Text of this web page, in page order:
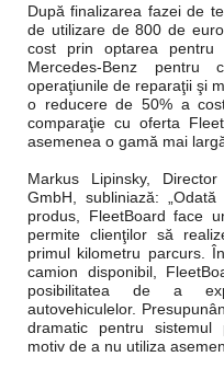
După finalizarea fazei de
de utilizare de 800 de
cost prin optarea pentru
Mercedes-Benz pentru
operaţiunile de reparaţii şi
o reducere de 50% a
comparaţie cu oferta
asemenea o gamă mai
Markus Lipinsky,
GmbH, subliniază:
produs, FleetBoard face
permite clienţilor să
primul kilometru parcurs.
camion disponibil,
posibilitatea de a
autovehiculelor.
dramatic pentru sistemul
motiv de a nu utiliza